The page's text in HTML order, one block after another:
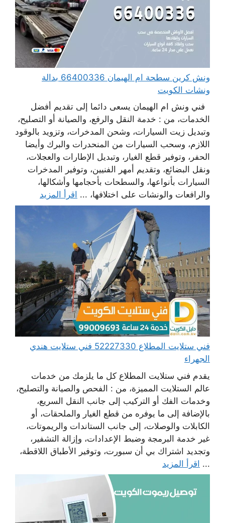
ونش كرين سطحة ام الهيمان 66400336 بدالة
ونشات الكويت
فني ونش ام الهيمان يسعى دائما إلى تقديم أفضل
الخدمات، من : خدمة النقل والرفع، والصيانة أو التصليح،
وتبديل زيت السيارات، وشحن المدخرات، وتزويد بالوقود
اللازم، وسحب السيارات من المنحدرات والبرك وأيضا
الحفر، وتوفير قطع الغيار، وتبديل الإطارات والعجلات،
ونقل البضائع، وتقديم أمهر الفنيين، وتوفير المدخرات
السيارات بأنواعها، والسطحات بأحجامها وأشكالها،
والرافعات والونشات على اختلافها، ... اقرأ المزيد
فني ستلايت المطلاع 52227330 فني ستلايت هندي
الجهراء
يقدم فني ستلايت المطلاع كل ما يلزمك من خدمات
عالم الستلايت المميزة، من : الفحص والصيانة والتصليح،
وخدمات الفك أو التركيب إلى جانب النقل السريع،
بالإضافة إلى ما يوفره من قطع الغيار والملحقات، أو
الكابلات والوصلات، إلى جانب الستاندات والريموتات،
غير خدمة البرمجة وضبط الإعدادات، وإزالة التشفير،
وتجديد اشتراك بي أن سبورت، وتوفير الأطباق اللاقطة،
... اقرأ المزيد